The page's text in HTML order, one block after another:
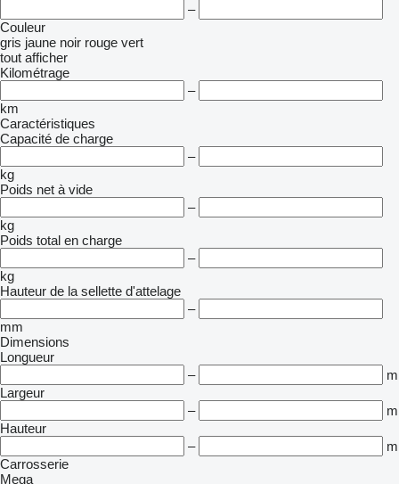
–
Couleur
gris jaune noir rouge vert
tout afficher
Kilométrage
–
km
Caractéristiques
Capacité de charge
–
kg
Poids net à vide
–
kg
Poids total en charge
–
kg
Hauteur de la sellette d'attelage
–
mm
Dimensions
Longueur
–
m
Largeur
–
m
Hauteur
–
m
Carrosserie
Mega